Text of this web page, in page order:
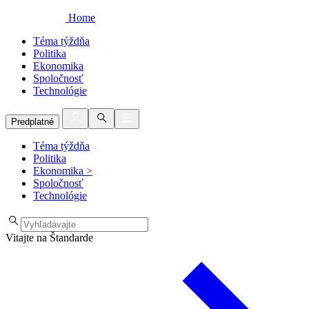
Home
Téma týždňa
Politika
Ekonomika
Spoločnosť
Technológie
Predplatné
Téma týždňa
Politika
Ekonomika >
Spoločnosť
Technológie
Vitajte na Štandarde